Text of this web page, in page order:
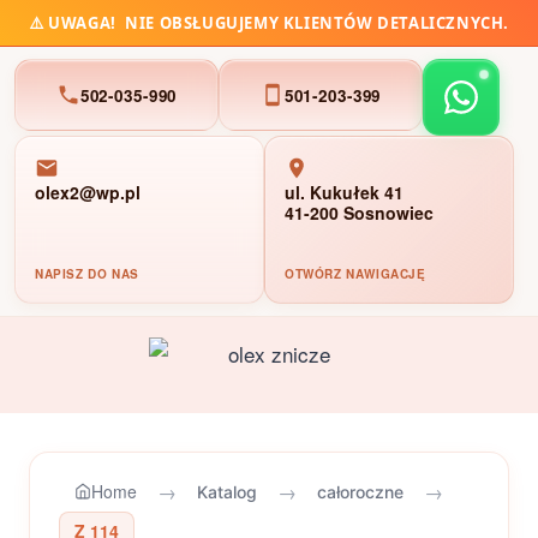
⚠️ UWAGA! NIE OBSŁUGUJEMY KLIENTÓW DETALICZNYCH.
502-035-990 501-203-399
olex2@wp.pl
NAPISZ DO NAS
ul. Kukułek 41
41-200 Sosnowiec
OTWÓRZ NAWIGACJĘ
Home → Katalog → całoroczne →
Z 114